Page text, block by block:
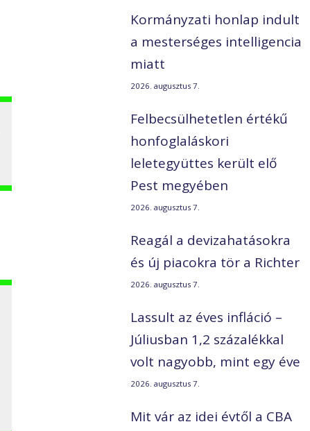
Kormányzati honlap indult
a mesterséges intelligencia
miatt
2026. augusztus 7.
Felbecsülhetetlen értékű
honfoglaláskori
leletegyüttes került elő
Pest megyében
2026. augusztus 7.
Reagál a devizahatásokra
és új piacokra tör a Richter
2026. augusztus 7.
Lassult az éves infláció –
Júliusban 1,2 százalékkal
volt nagyobb, mint egy éve
2026. augusztus 7.
Mit vár az idei évtől a CBA